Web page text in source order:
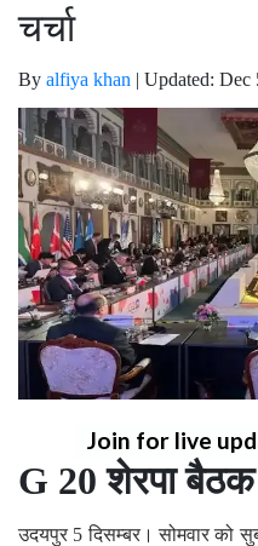
चर्चा
By alfiya khan | Updated: Dec
Join for live
G 20 शेरपा
उदयपुर 5 दिसम्बर। सोमवार